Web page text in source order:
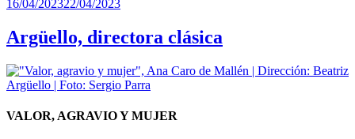
16/04/202322/04/2023
Argüello, directora clásica
VALOR, AGRAVIO Y MUJER